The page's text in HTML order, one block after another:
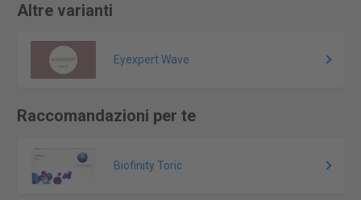
Altre varianti
Eyexpert Wave
Raccomandazioni per te
Biofinity Toric